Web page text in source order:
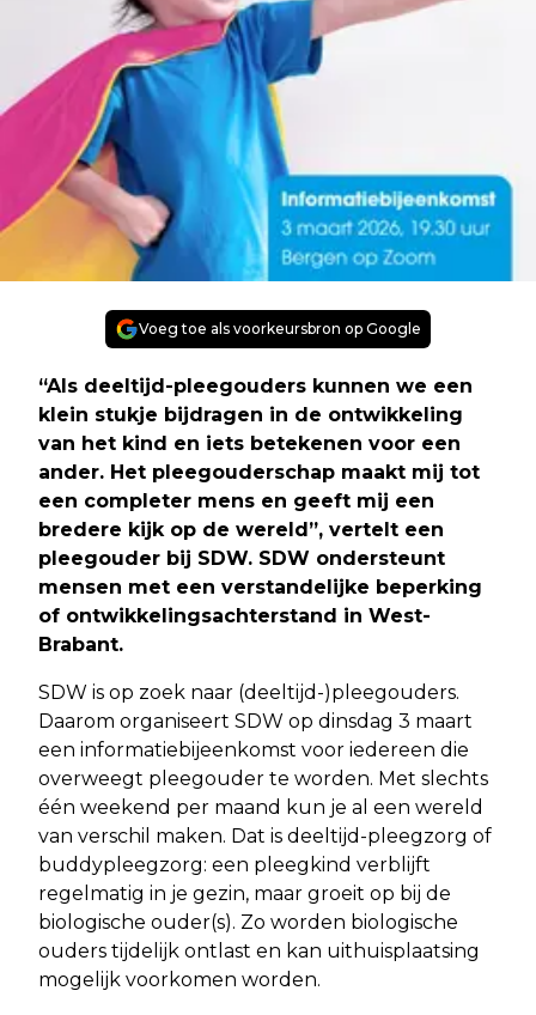
Voeg toe als voorkeursbron op Google
“Als deeltijd-pleegouders kunnen we een
klein stukje bijdragen in de ontwikkeling
van het kind en iets betekenen voor een
ander. Het pleegouderschap maakt mij tot
een completer mens en geeft mij een
bredere kijk op de wereld”, vertelt een
pleegouder bij SDW. SDW ondersteunt
mensen met een verstandelijke beperking
of ontwikkelingsachterstand in West-
Brabant.
SDW is op zoek naar (deeltijd-)pleegouders.
Daarom organiseert SDW op dinsdag 3 maart
een informatiebijeenkomst voor iedereen die
overweegt pleegouder te worden. Met slechts
één weekend per maand kun je al een wereld
van verschil maken. Dat is deeltijd-pleegzorg of
buddypleegzorg: een pleegkind verblijft
regelmatig in je gezin, maar groeit op bij de
biologische ouder(s). Zo worden biologische
ouders tijdelijk ontlast en kan uithuisplaatsing
mogelijk voorkomen worden.